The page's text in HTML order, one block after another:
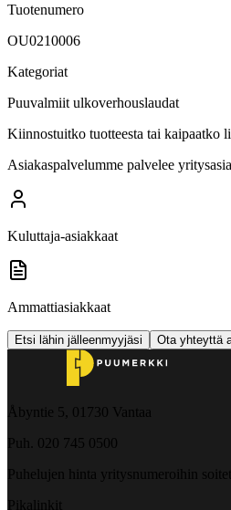
Tuotenumero
OU0210006
Kategoriat
Puuvalmiit ulkoverhouslaudat
Kiinnostuitko tuotteesta tai kaipaatko
Asiakaspalvelumme palvelee
Kuluttaja-asiakkaat
Ammattiasiakkaat
Etsi lähin jälleenmyyjäsi Ota yhteyttä
Åbyntie 5, 01730 Vantaa
Puh. 020 745 0500
Puhelujen hinta yritysnumeroihin
Pikalinkit